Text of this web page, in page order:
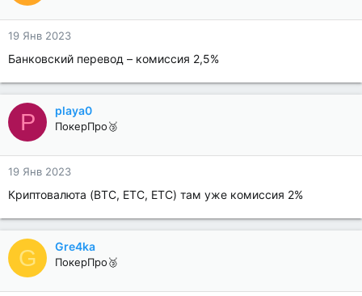
19 Янв 2023
Банковский перевод – комиссия 2,5%
P playa0
ПокерПро🥉
19 Янв 2023
Криптовалюта (BTC, ETC, ETC) там уже комиссия 2%
G Gre4ka
ПокерПро🥉